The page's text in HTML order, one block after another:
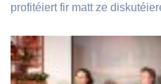
profitéiert fir matt ze